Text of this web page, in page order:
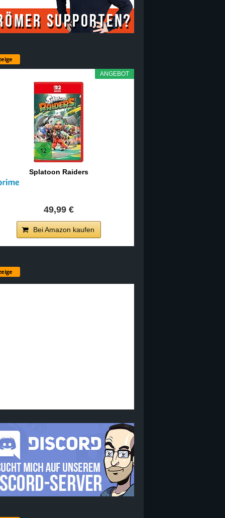
ANGEBOT
Splatoon Raiders
49,99 €
Bei Amazon kaufen